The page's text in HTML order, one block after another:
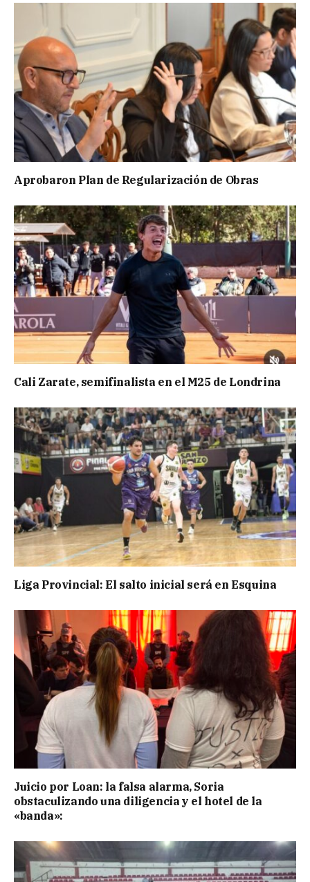
Aprobaron Plan de Regularización de Obras
Cali Zarate, semifinalista en el M25 de Londrina
Liga Provincial: El salto inicial será en Esquina
Juicio por Loan: la falsa alarma, Soria
obstaculizando una diligencia y el hotel de la
«banda»: